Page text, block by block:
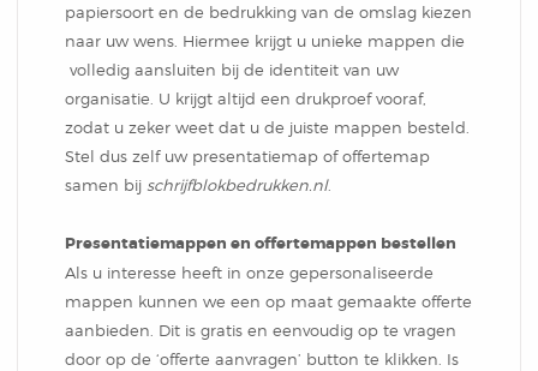
papiersoort en de bedrukking van de omslag kiezen
naar uw wens. Hiermee krijgt u unieke mappen die
volledig aansluiten bij de identiteit van uw
organisatie. U krijgt altijd een drukproef vooraf,
zodat u zeker weet dat u de juiste mappen besteld.
Stel dus zelf uw presentatiemap of offertemap
samen bij schrijfblokbedrukken.nl.
Presentatiemappen en offertemappen bestellen
Als u interesse heeft in onze gepersonaliseerde
mappen kunnen we een op maat gemaakte offerte
aanbieden. Dit is gratis en eenvoudig op te vragen
door op de ‘offerte aanvragen’ button te klikken. Is